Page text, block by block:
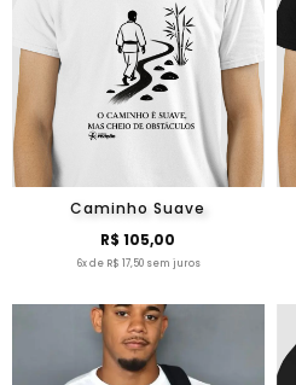
Caminho Suave
R$ 105,00
6x de R$ 17,50 sem juros